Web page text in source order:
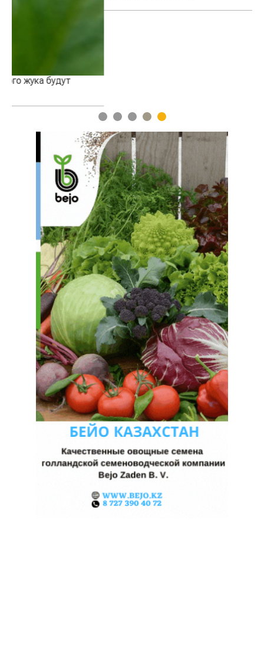
1 2 3 4 5